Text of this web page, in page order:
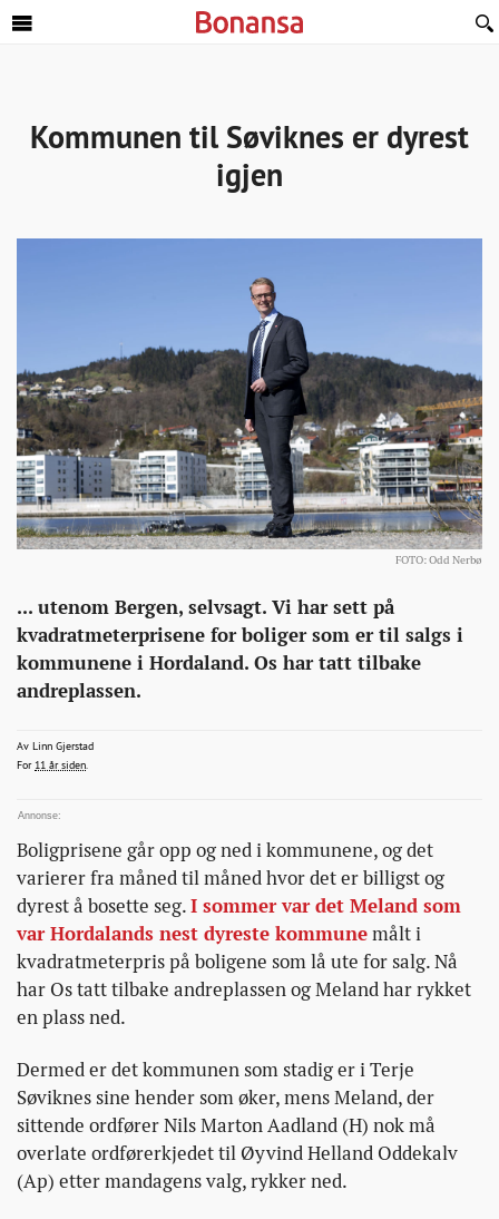
Kommunen til Søviknes er dyrest
igjen
FOTO: Odd Nerbø
Eiendom
http://bonansa.no/artikkel/kommunen-
til-
soviknes-
er-
igjen/
... utenom Bergen, selvsagt. Vi har sett på
kvadratmeterprisene for boliger som er til salgs i
kommunene i Hordaland. Os har tatt tilbake
andreplassen.
Av Linn Gjerstadlinn.gjerstad@bt.no
2015-09-17T13:10:22+00:00
2015-09-17T13:10:22+00:00
2015-09-17T17:18:41+00:00
For 11 år siden
Boligprisene går opp og ned i kommunene, og det
varierer fra måned til måned hvor det er billigst og
dyrest å bosette seg.I sommer var det Meland som
var Hordalands nest dyreste kommunemålt i
kvadratmeterpris på boligene som lå ute for salg. Nå
har Os tatt tilbake andreplassen og Meland har rykket
en plass ned.
Dermed er det kommunen som stadig er i Terje
Søviknes sine hender som øker, mens Meland, der
sittende ordfører Nils Marton Aadland (H) nok må
overlate ordførerkjedet til Øyvind Helland Oddekalv
(Ap) etter mandagens valg, rykker ned.